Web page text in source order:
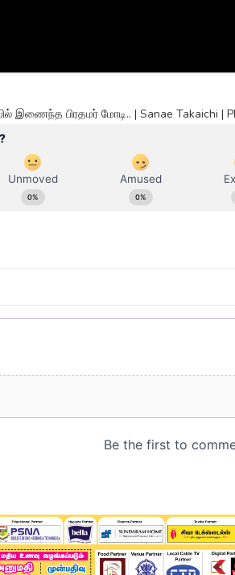
இணைந்த பிரதமர் மோடி.. | Sanae Takaichi |